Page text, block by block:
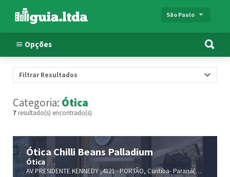
São Paulo
Opções
Filtrar Resultados
Categoria: Ótica
7 resultado(s) encontrado(s)
Ótica Chilli Beans Palladium
Ótica
AV PRESIDENTE KENNEDY ,4121 -PORTÃO, Curitiba-Paraná(PR)